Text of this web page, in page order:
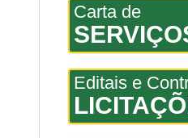
Carta de
Editais e